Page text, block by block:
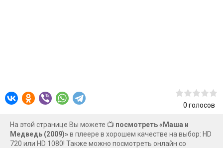
0 голосов
На этой странице Вы можете 📺 посмотреть «Маша и
Медведь (2009)»в плеере в хорошем качестве на выбор: HD
720 или HD 1080! Также можно посмотреть онлайн со